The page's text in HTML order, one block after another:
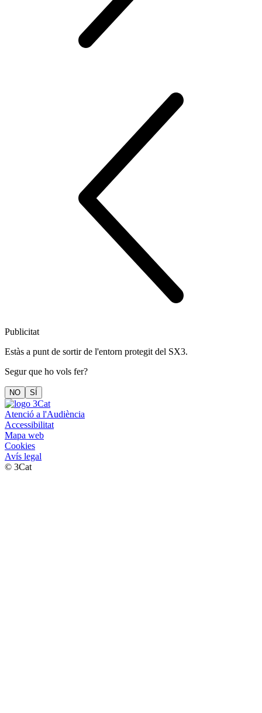
Publicitat
Estàs a punt de sortir de l'entorn protegit del SX3.
Segur que ho vols fer?
NO SÍ
Atenció a l'Audiència
Accessibilitat
Mapa web
Cookies
Avís legal
© 3Cat